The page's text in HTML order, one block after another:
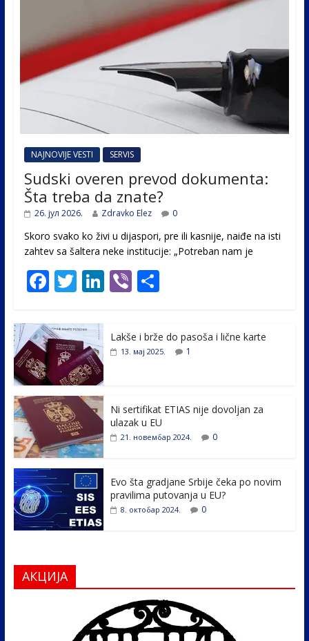
NAJNOVIJE VESTI SERVIS
Sudski overen prevod dokumenta:
Šta treba da znate?
26. јул 2026. Zdravko Elez 0
Skoro svako ko živi u dijaspori, pre ili kasnije, naiđe na isti
zahtev sa šaltera neke institucije: „Potreban nam je
F
e
b
o
o
k
T
itt
er
Li
e
Vi
er
S
ar
e
Lakše i brže do pasoša i lične karte
13. мај 2025. 1
Ni sertifikat ETIAS nije dovoljan za
ulazak u EU
21. новембар 2024. 0
Evo šta gradjane Srbije čeka po novim
pravilima putovanja u EU?
8. октобар 2024. 0
АКЦИЈА